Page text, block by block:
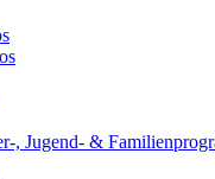
, Jugend- &